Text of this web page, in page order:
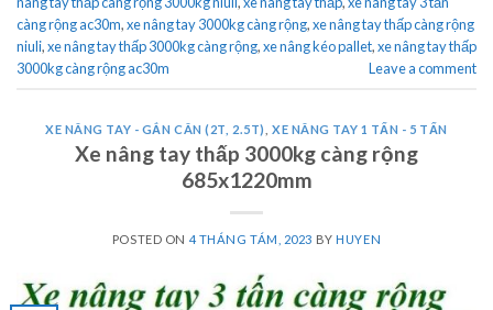
càng rộng ac30m,xe nâng tay 3000kg càng rộng,xe nâng tay thấp càng rộng
niuli,xe nâng tay thấp 3000kg càng rộng,xe nâng kéo pallet,xe nâng tay thấp
3000kg càng rộng ac30m
Leave a comment
XE NÂNG TAY - GẮN CÂN (2T, 2.5T) ,XE NÂNG TAY 1 TẤN - 5 TẤN
Xe nâng tay thấp 3000kg càng rộng
685x1220mm
POSTED ON 4 THÁNG TÁM, 2023 BYHUYEN